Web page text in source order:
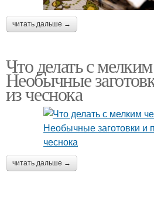
читать дальше →
Что делать с
Необычные
из чеснока
читать дальше →